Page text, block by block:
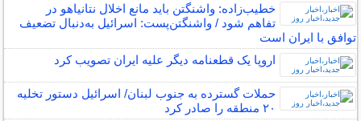
خطیب‌زاده: واشنگتن باید مانع اخلال نتانیاهو در
تفاهم شود / واشنگتن‌پست: اسرائیل به‌دنبال تضعیف
توافق با ایران است
اروپا یک قطعنامه دیگر علیه ایران تصویب کرد
حملات گسترده به جنوب لبنان/ اسرائیل دستور تخلیه
۲۰ منطقه را صادر کرد